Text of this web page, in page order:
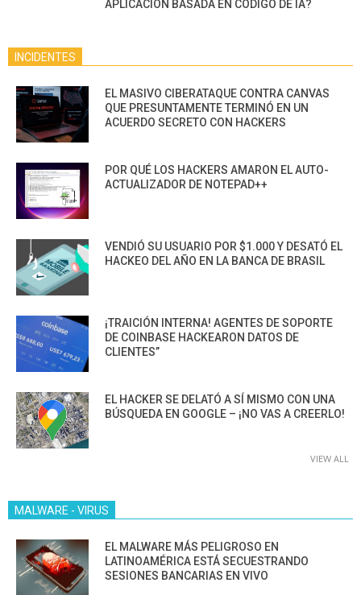
APLICACIÓN BASADA EN CÓDIGO DE IA?
INCIDENTES
EL MASIVO CIBERATAQUE CONTRA CANVAS
QUE PRESUNTAMENTE TERMINÓ EN UN
ACUERDO SECRETO CON HACKERS
POR QUÉ LOS HACKERS AMARON EL AUTO-
ACTUALIZADOR DE NOTEPAD++
VENDIÓ SU USUARIO POR $1.000 Y DESATÓ EL
HACKEO DEL AÑO EN LA BANCA DE BRASIL
¡TRAICIÓN INTERNA! AGENTES DE SOPORTE
DE COINBASE HACKEARON DATOS DE
CLIENTES”
EL HACKER SE DELATÓ A SÍ MISMO CON UNA
BÚSQUEDA EN GOOGLE – ¡NO VAS A CREERLO!
VIEW ALL
MALWARE - VIRUS
EL MALWARE MÁS PELIGROSO EN
LATINOAMÉRICA ESTÁ SECUESTRANDO
SESIONES BANCARIAS EN VIVO